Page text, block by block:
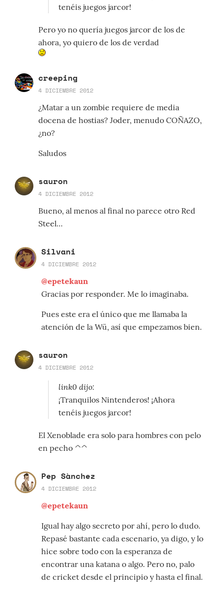
tenéis juegos jarcor!
Pero yo no quería juegos jarcor de los de
ahora, yo quiero de los de verdad
creeping
4 DICIEMBRE 2012
¿Matar a un zombie requiere de media
docena de hostias? Joder, menudo COÑAZO,
¿no?
Saludos
sauron
4 DICIEMBRE 2012
Bueno, al menos al final no parece otro Red
Steel…
Silvani
4 DICIEMBRE 2012
@epetekaun
Gracias por responder. Me lo imaginaba.
Pues este era el único que me llamaba la
atención de la Wü, así que empezamos bien.
sauron
4 DICIEMBRE 2012
link0 dijo:
¡Tranquilos Nintenderos! ¡Ahora
tenéis juegos jarcor!
El Xenoblade era solo para hombres con pelo
en pecho ^^
Pep Sànchez
4 DICIEMBRE 2012
@epetekaun
Igual hay algo secreto por ahí, pero lo dudo.
Repasé bastante cada escenario, ya digo, y lo
hice sobre todo con la esperanza de
encontrar una katana o algo. Pero no, palo
de cricket desde el principio y hasta el final.